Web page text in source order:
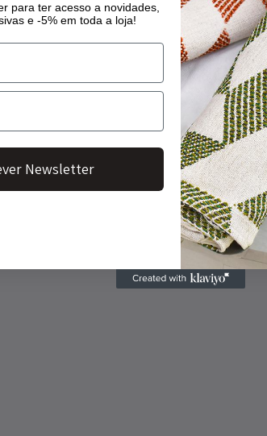
para ter acesso a novidades,
e -5% em toda a loja!
Newsletter